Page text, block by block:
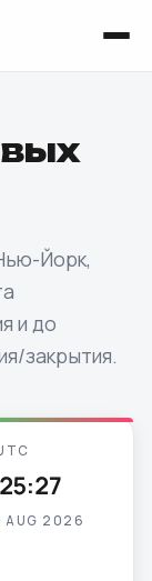
Йорк,
и до
закрытия.
AUG 2026